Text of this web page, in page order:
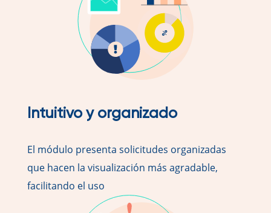
Intuitivo y organizado
El módulo presenta solicitudes organizadas
que hacen la visualización más agradable,
facilitando el uso